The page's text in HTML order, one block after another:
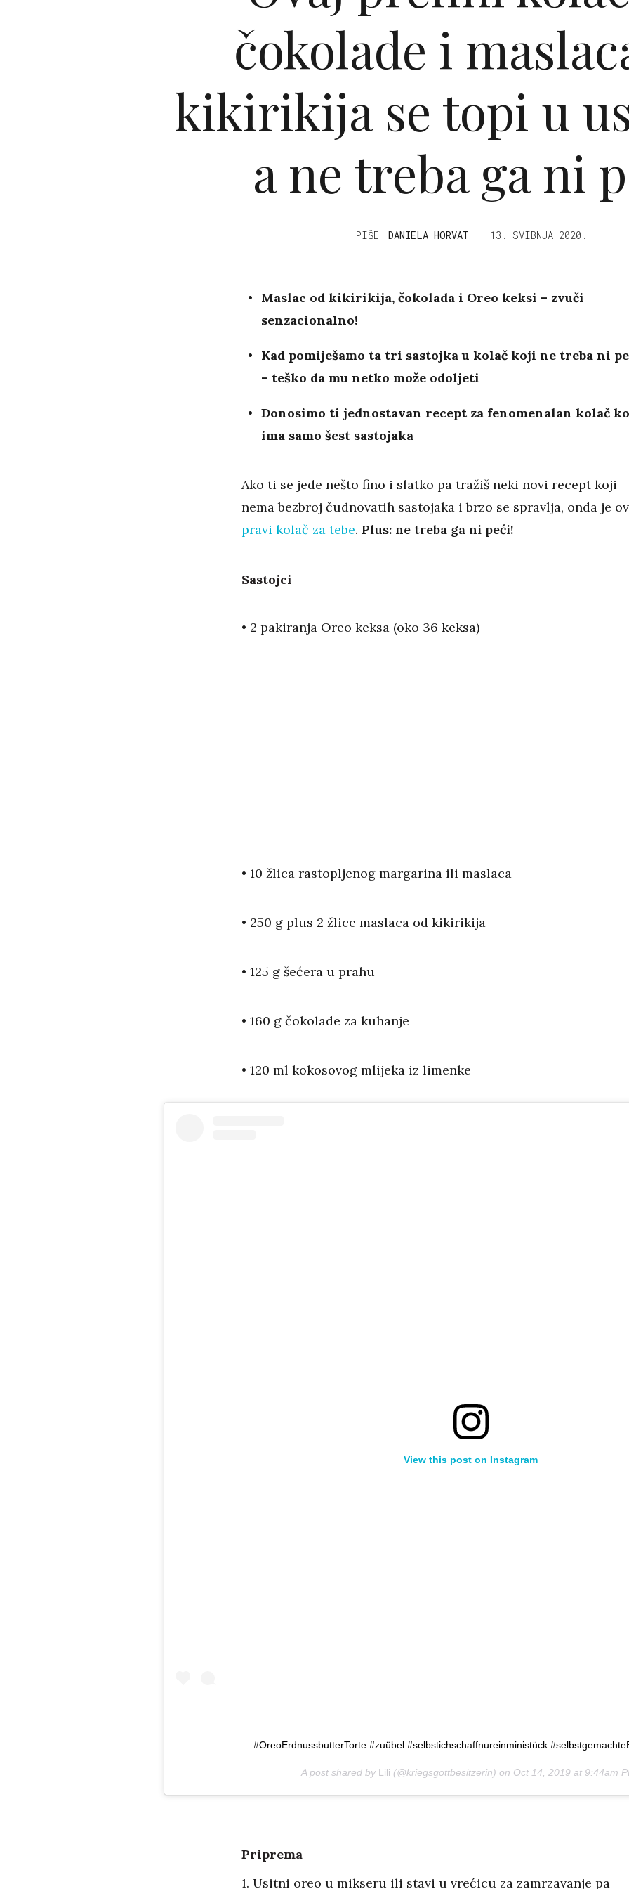
čokolade i
kikirikija se topi u
a ne treba ga ni
PIŠE DANIELA HORVAT 13. SVIBNJA 2020.
Maslac od kikirikija, čokolada i Oreo keksi – zvuči
senzacionalno!
Kad pomiješamo ta tri sastojka u kolač koji ne treba ni
– teško da mu netko može odoljeti
Donosimo ti jednostavan recept za fenomenalan kolač
ima samo šest sastojaka
Ako ti se jede nešto fino i slatko pa tražiš neki novi recept koji
nema bezbroj čudnovatih sastojaka i brzo se spravlja, onda je
pravi kolač za tebe. Plus: ne treba ga ni peći!
Sastojci
• 2 pakiranja Oreo keksa (oko 36 keksa)
• 10 žlica rastopljenog margarina ili maslaca
• 250 g plus 2 žlice maslaca od kikirikija
• 125 g šećera u prahu
• 160 g čokolade za kuhanje
• 120 ml kokosovog mlijeka iz limenke
View this post on Instagram
#OreoErdnussbutterTorte #zuübel #selbstichschaffnureinministück
A post shared by Lili (@kriegsgottbesitzerin) on Oct 14, 2019 at 9:44am
Priprema
1. Usitni oreo u mikseru ili stavi u vrećicu za zamrzavanje pa